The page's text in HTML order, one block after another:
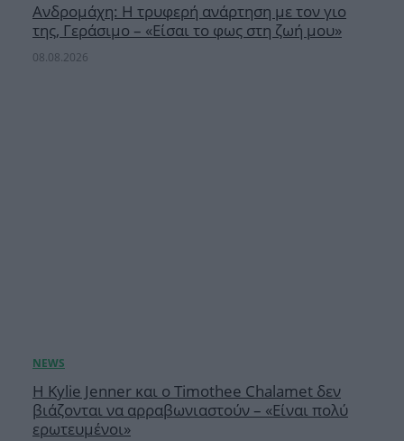
Ανδρομάχη: Η τρυφερή ανάρτηση με τον γιο
της, Γεράσιμο – «Είσαι το φως στη ζωή μου»
08.08.2026
Η Kylie Jenner και ο Timothee Chalamet δεν
βιάζονται να αρραβωνιαστούν – «Είναι πολύ
ερωτευμένοι»